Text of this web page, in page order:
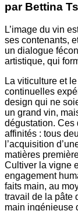
par Bettina
L’image du vin
ses contenants,
un dialogue
artistique, qui
La viticulture et
continuelles
design qui ne
un grand vin,
dégustation. Ces
affinités : tous
l’acquisition
matières
Cultiver la vigne
engagement
faits main, au
travail de la pâte
main ingénieuse